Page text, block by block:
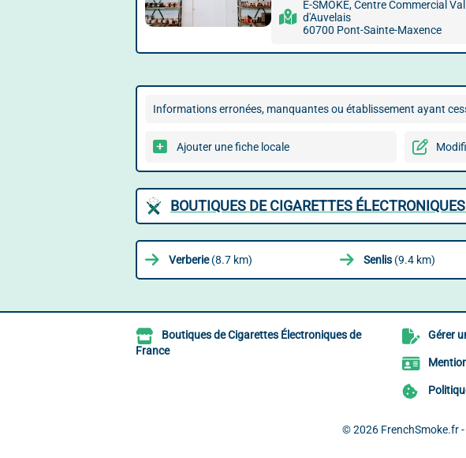
E-SMOKE, Centre Commercial
d'Auvelais
60700 Pont-Sainte-Maxence
Informations erronées, manquantes ou établissement ayant
Ajouter une fiche locale
BOUTIQUES DE CIGARETTES
Verberie(8.7 km) Senlis(9.4 km)
Boutiques de Cigarettes Électroniques de
France
Gérer
© 2026 FrenchSmoke.fr